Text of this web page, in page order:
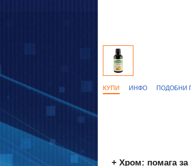
КУПИ ИНФО ПОДОБНИ
+ Хром: помага за